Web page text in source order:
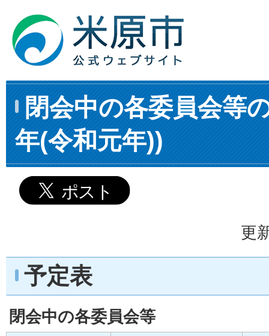
閉会中の各委員会等
年(令和元年))
更
予定表
閉会中の各委員会等